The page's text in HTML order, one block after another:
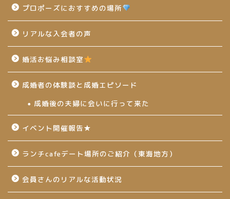
プロポーズにおすすめの場所
リアルな入会者の声
婚活お悩み相談室
成婚者の体験談と成婚エピソード
成婚後の夫婦に会いに行って来た
イベント開催報告★
ランチcafeデート場所のご紹介（東海地方）
会員さんのリアルな活動状況